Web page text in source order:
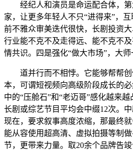
经纪人和演员是命运配合体，第
家，让更多年轻人不只“进得来”，
前不雅众审美迭代很快，长剧投资
行业能不克不及走得远、能不克不
情共识。四是强化“做大市场”，大师
道并行而不相悖。它能够帮帮创
本，可谓短视频向高级阶段成长的
中的“压舱石”和“老迈哥”感化越来
长剧或综艺节目平均会中缀12次。
现在，要求叙事高度浓缩，那最终
能从容使用超高清、虚拟拍摄等制
节，更带来力量。取20余个品牌告竣